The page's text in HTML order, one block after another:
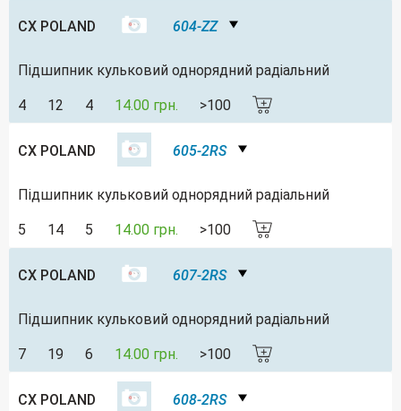
CX POLAND 604-ZZ
Підшипник кульковий однорядний радіальний
4 12 4 14.00 грн. >100
CX POLAND 605-2RS
Підшипник кульковий однорядний радіальний
5 14 5 14.00 грн. >100
CX POLAND 607-2RS
Підшипник кульковий однорядний радіальний
7 19 6 14.00 грн. >100
CX POLAND 608-2RS